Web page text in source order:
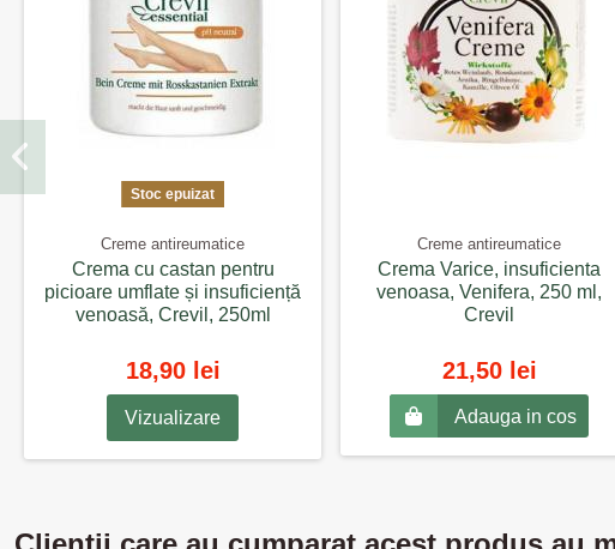
Stoc epuizat
Creme antireumatice
Crema cu castan pentru
picioare umflate și insuficiență
venoasă, Crevil, 250ml
18,90 lei
Vizualizare
Creme antireumatice
Crema Varice, insuficienta
venoasa, Venifera, 250 ml,
Crevil
21,50 lei
Adauga in cos